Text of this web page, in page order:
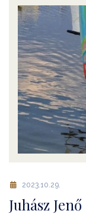
2023.10.29.
Juhász Jenő